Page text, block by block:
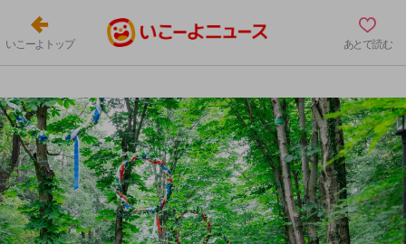
いこーよトップ あとで読む